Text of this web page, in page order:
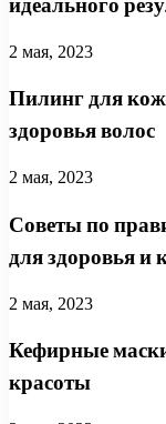
2 мая, 2023
Пилинг для
здоровья волос
2 мая, 2023
Советы по
для здоровья и
2 мая, 2023
Кефирные
красоты